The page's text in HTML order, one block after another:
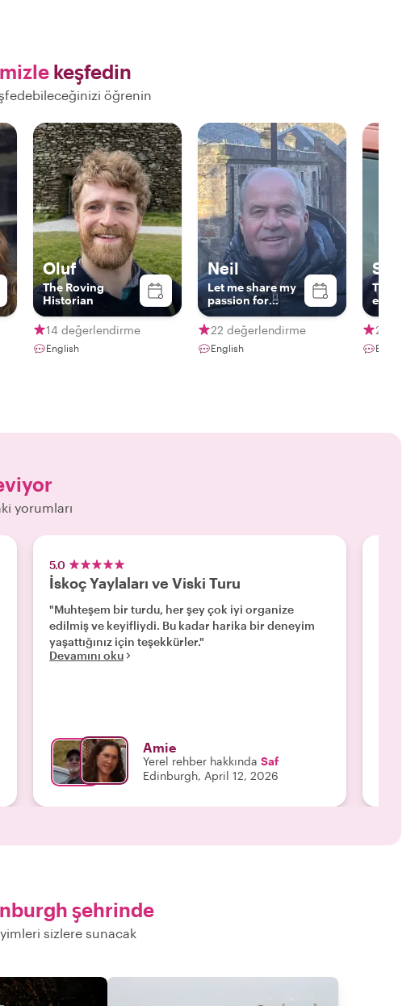
keşfedin
öğrenin
Oluf
The Roving
Historian
14 değerlendirme
English
Neil
Let me share my
passion for
Edinburgh with
you!
22 değerlendirme
English
Scott
The
explorer
20
English
yorumları
5.0
İskoç Yaylaları ve Viski Turu
"Muhteşem bir turdu, her şey çok iyi organize
edilmiş ve keyifliydi. Bu kadar harika bir deneyim
yaşattığınız için teşekkürler."
Devamını oku
Amie
Yerel rehber hakkında Saf
Edinburgh, April 12, 2026
şehrinde
sizlere sunacak